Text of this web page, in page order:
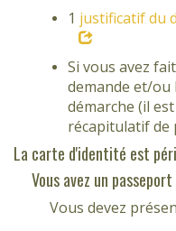
1 justificatif du
Si vous avez
demande et/ou
démarche (il
récapitulatif de
La carte d'identité est
Vous avez un
Vous devez